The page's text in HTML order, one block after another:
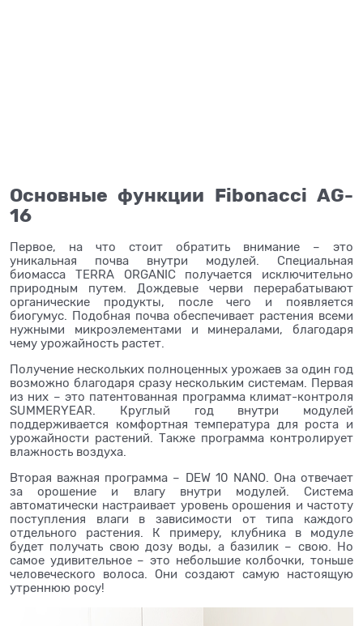
Основные функции Fibonacci AG-
16
Первое, на что стоит обратить внимание – это
уникальная почва внутри модулей. Специальная
биомасса TERRA ORGANIC получается исключительно
природным путем. Дождевые черви перерабатывают
органические продукты, после чего и появляется
биогумус. Подобная почва обеспечивает растения всеми
нужными микроэлементами и минералами, благодаря
чему урожайность растет.
Получение нескольких полноценных урожаев за один год
возможно благодаря сразу нескольким системам. Первая
из них – это патентованная программа климат-контроля
SUMMERYEAR. Круглый год внутри модулей
поддерживается комфортная температура для роста и
урожайности растений. Также программа контролирует
влажность воздуха.
Вторая важная программа – DEW 10 NANO. Она отвечает
за орошение и влагу внутри модулей. Система
автоматически настраивает уровень орошения и частоту
поступления влаги в зависимости от типа каждого
отдельного растения. К примеру, клубника в модуле
будет получать свою дозу воды, а базилик – свою. Но
самое удивительное – это небольшие колбочки, тоньше
человеческого волоса. Они создают самую настоящую
утреннюю росу!